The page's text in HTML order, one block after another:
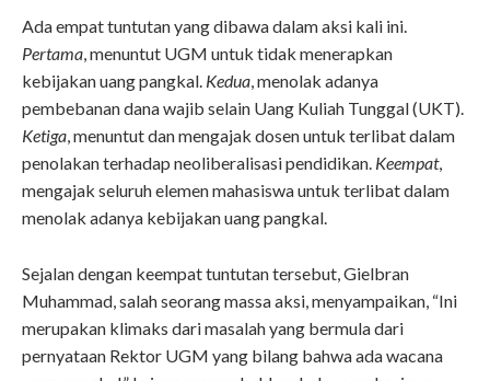
Ada empat tuntutan yang dibawa dalam aksi kali ini.
Pertama, menuntut UGM untuk tidak menerapkan
kebijakan uang pangkal. Kedua, menolak adanya
pembebanan dana wajib selain Uang Kuliah Tunggal (UKT).
Ketiga, menuntut dan mengajak dosen untuk terlibat dalam
penolakan terhadap neoliberalisasi pendidikan. Keempat,
mengajak seluruh elemen mahasiswa untuk terlibat dalam
menolak adanya kebijakan uang pangkal.
Sejalan dengan keempat tuntutan tersebut, Gielbran
Muhammad, salah seorang massa aksi, menyampaikan, “Ini
merupakan klimaks dari masalah yang bermula dari
pernyataan Rektor UGM yang bilang bahwa ada wacana